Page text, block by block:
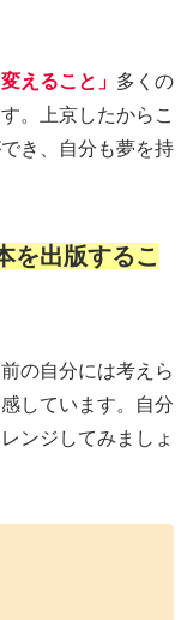
えること」 多くの
。上京したからこ
き、自分も夢を持
を出版するこ
の自分には考えら
しています。自分
ンジしてみましょ